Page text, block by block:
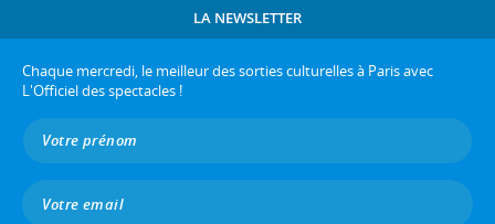
LA NEWSLETTER
Chaque mercredi, le meilleur des sorties culturelles à Paris avec
L'Officiel des spectacles !